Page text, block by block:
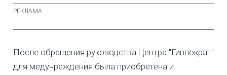
После обращения руководства Центра "Гиппократ"
для медучреждения была приобретена и